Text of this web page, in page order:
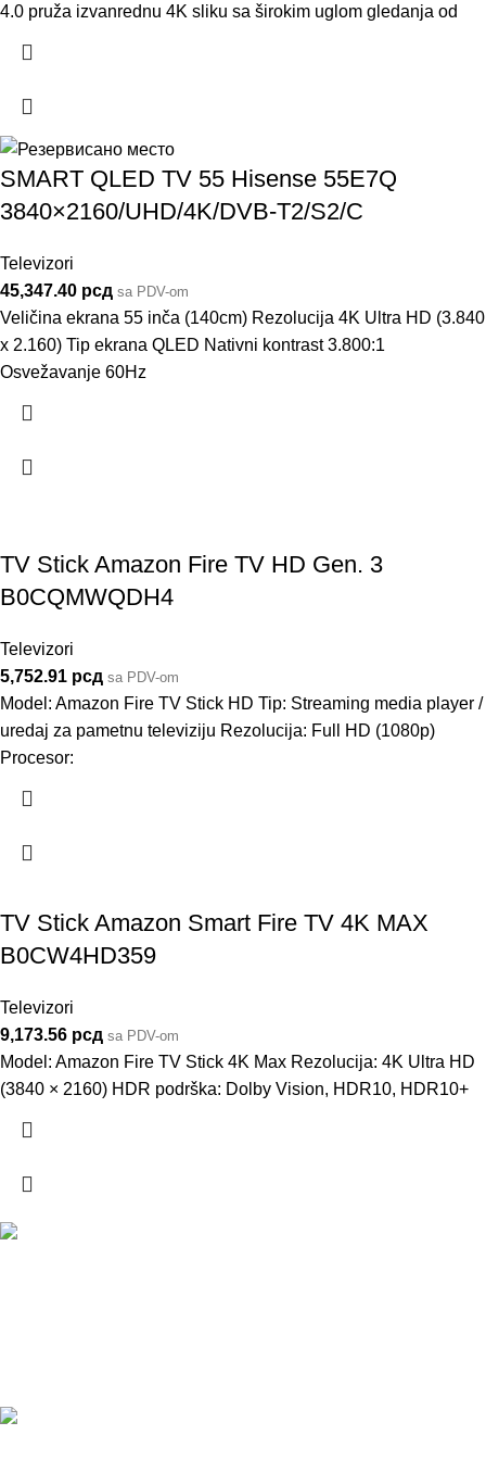
4.0 pruža izvanrednu 4K sliku sa širokim uglom gledanja od
SMART QLED TV 55 Hisense 55E7Q
3840×2160/UHD/4K/DVB-T2/S2/C
Televizori
45,347.40 рсд sa PDV-om
Veličina ekrana 55 inča (140cm) Rezolucija 4K Ultra HD (3.840
x 2.160) Tip ekrana QLED Nativni kontrast 3.800:1
Osvežavanje 60Hz
TV Stick Amazon Fire TV HD Gen. 3
B0CQMWQDH4
Televizori
5,752.91 рсд sa PDV-om
Model: Amazon Fire TV Stick HD Tip: Streaming media player /
uredaj za pametnu televiziju Rezolucija: Full HD (1080p)
Procesor:
TV Stick Amazon Smart Fire TV 4K MAX
B0CW4HD359
Televizori
9,173.56 рсд sa PDV-om
Model: Amazon Fire TV Stick 4K Max Rezolucija: 4K Ultra HD
(3840 × 2160) HDR podrška: Dolby Vision, HDR10, HDR10+